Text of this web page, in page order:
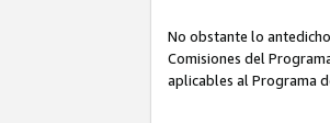
No obstante lo
Comisiones del
aplicables al Programa